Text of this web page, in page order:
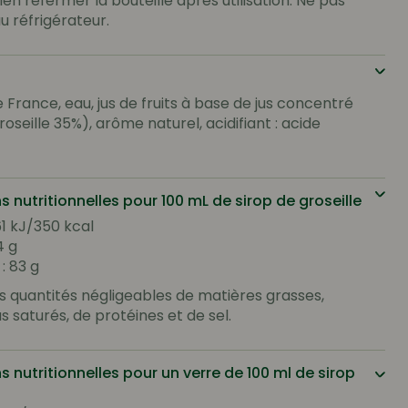
réfrigérateur.
France, eau, jus de fruits à base de jus concentré
35%), arôme naturel, acidifiant : acide
nutritionnelles pour 100 mL de sirop de groseille
kJ/350 kcal
g
83 g
quantités négligeables de matières grasses,
saturés, de protéines et de sel.
nutritionnelles pour un verre de 100 ml de sirop